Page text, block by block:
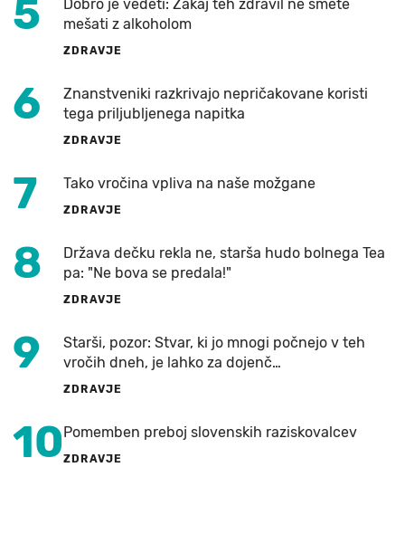
5
Dobro je vedeti: Zakaj teh zdravil ne smete
mešati z alkoholom
ZDRAVJE
6
Znanstveniki razkrivajo nepričakovane koristi
tega priljubljenega napitka
ZDRAVJE
7 Tako vročina vpliva na naše možgane
ZDRAVJE
8
Država dečku rekla ne, starša hudo bolnega Tea
pa: "Ne bova se predala!"
ZDRAVJE
9
Starši, pozor: Stvar, ki jo mnogi počnejo v teh
vročih dneh, je lahko za dojenč…
ZDRAVJE
10Pomemben preboj slovenskih raziskovalcev
ZDRAVJE